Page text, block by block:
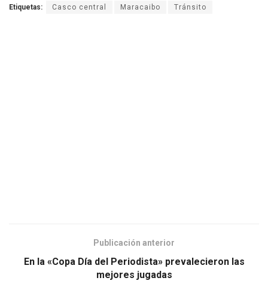
Etiquetas: Casco central Maracaibo Tránsito
Publicación anterior
En la «Copa Día del Periodista» prevalecieron las
mejores jugadas